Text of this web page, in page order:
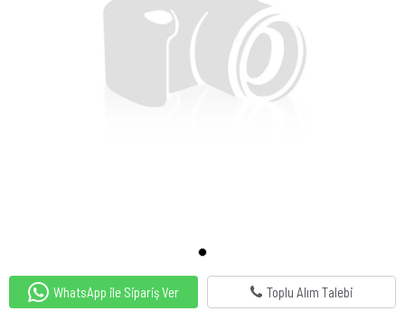
WhatsApp ile Sipariş Ver Toplu Alım Talebi